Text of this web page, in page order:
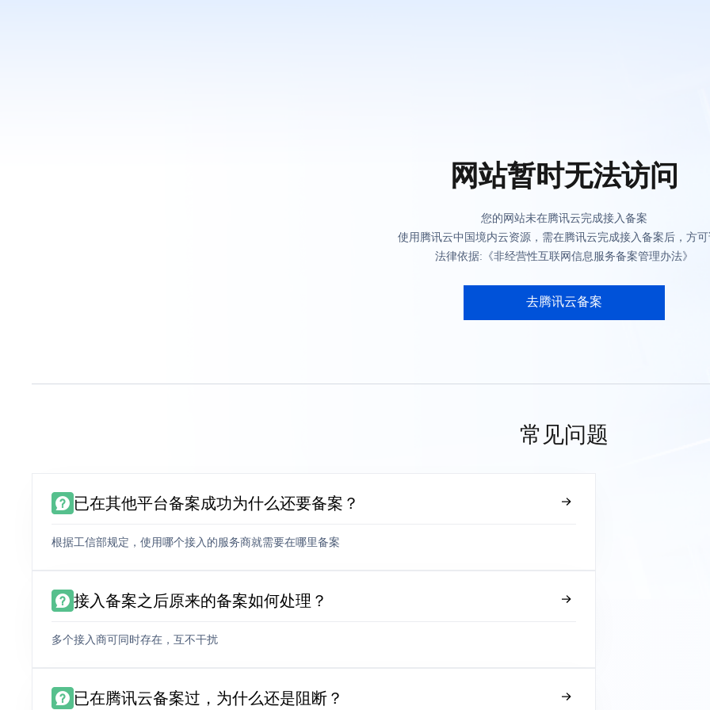
网站暂时无法访问
您的网站未在腾讯云完成接入备案
使用腾讯云中国境内云资源，需在腾讯云完成接入备案后，方
法律依据:《非经营性互联网信息服务备案管理办法》
去腾讯云备案
常见问题
已在其他平台备案成功为什么还要备案？
根据工信部规定，使用哪个接入的服务商就需要在哪里备案
接入备案之后原来的备案如何处理？
多个接入商可同时存在，互不干扰
已在腾讯云备案过，为什么还是阻断？